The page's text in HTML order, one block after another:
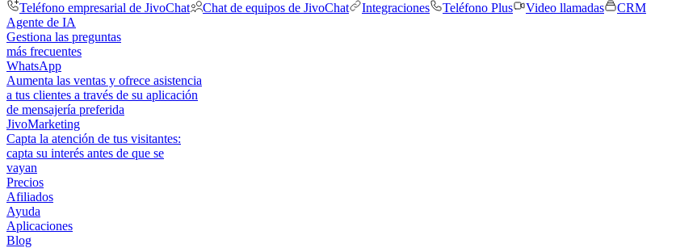
Teléfono empresarial de JivoChat
Chat de equipos de JivoChat Integraciones Teléfono Plus Video llamadas
CRM
Agente de IA
Gestiona las preguntas
más frecuentes
WhatsApp
Aumenta las ventas y ofrece asistencia
a tus clientes a través de su aplicación
de mensajería preferida
JivoMarketing
Capta la atención de tus visitantes:
capta su interés antes de que se
vayan
Precios
Afiliados
Ayuda
Aplicaciones
Blog